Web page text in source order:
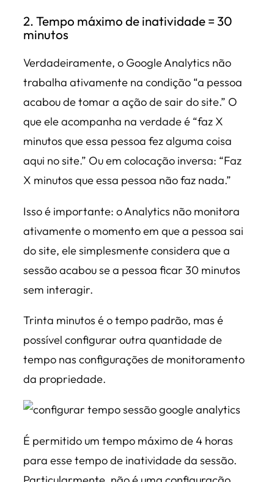
2. Tempo máximo de inatividade = 30
minutos
Verdadeiramente, o Google Analytics não
trabalha ativamente na condição “a pessoa
acabou de tomar a ação de sair do site.” O
que ele acompanha na verdade é “faz X
minutos que essa pessoa fez alguma coisa
aqui no site.” Ou em colocação inversa: “Faz
X minutos que essa pessoa não faz nada.”
Isso é importante: o Analytics não monitora
ativamente o momento em que a pessoa sai
do site, ele simplesmente considera que a
sessão acabou se a pessoa ficar 30 minutos
sem interagir.
Trinta minutos é o tempo padrão, mas é
possível configurar outra quantidade de
tempo nas configurações de monitoramento
da propriedade.
É permitido um tempo máximo de 4 horas
para esse tempo de inatividade da sessão.